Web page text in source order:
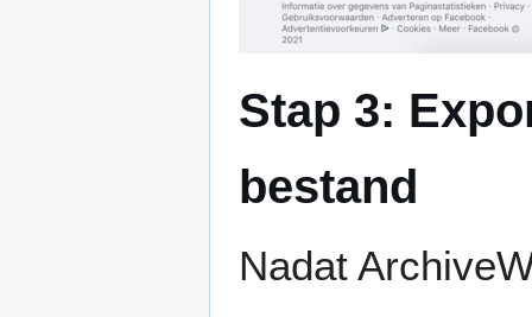
Stap 3:
bestand
Nadat